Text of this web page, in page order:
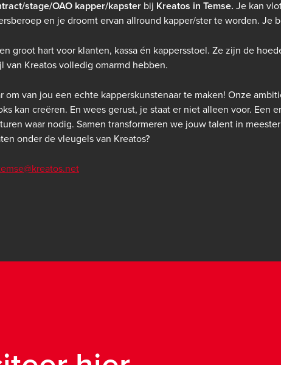
stage/OAO kapper/kapster bij Kreatos in Temse. Je kan
en je droomt ervan allround kapper/ster te worden. Je
groot hart voor klanten, kassa én kappersstoel. Ze zijn de
van Kreatosvolledig omarmd hebben.
om van jou een echte kapperskunstenaar te maken! Onze
kan creëren. En wees gerust, je staat er niet alleen voor. Een
waar nodig. Samen transformeren we jouw talent in
onder de vleugels van Kreatos?